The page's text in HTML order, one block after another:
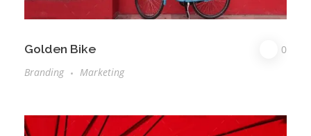
Golden Bike
0
Branding
Marketing